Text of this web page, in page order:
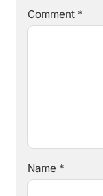
Comment *
Name *